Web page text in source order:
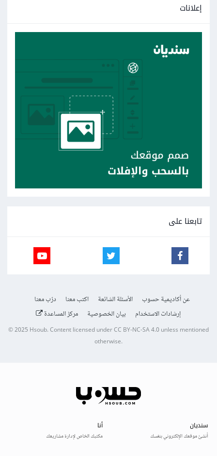
إعلانات
تابعنا على
عن أكاديمية حسوب الأسئلة الشائعة اكتب معنا
درّب معنا
إرشادات الاستخدام
بيان الخصوصية مركز المساعدة
© 2025Hsoub.Content licensed underCC BY-NC-SA 4.0unless mentioned
otherwise.